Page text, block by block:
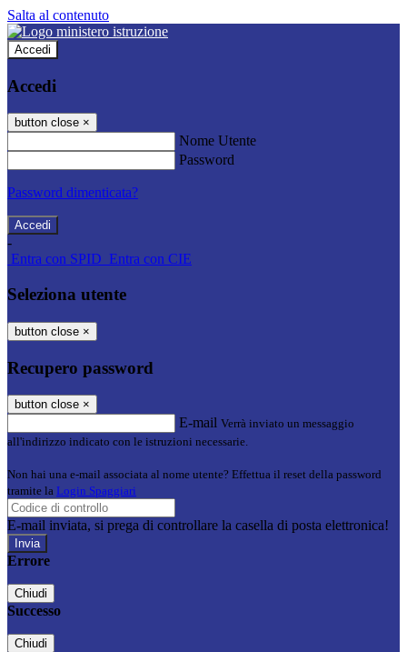
Salta al contenuto
Accedi
Accedi
button close ×
Nome Utente
Password
Password dimenticata?
-
Entra con SPID Entra con CIE
Seleziona utente
button close ×
Recupero password
button close ×
E-mail Verrà inviato un messaggio
all'indirizzo indicato con le istruzioni necessarie.
Non hai una e-mail associata al nome utente? Effettua il reset della password
tramite la Login Spaggiari
E-mail inviata, si prega di controllare la casella di posta elettronica!
Errore
Chiudi
Successo
Chiudi